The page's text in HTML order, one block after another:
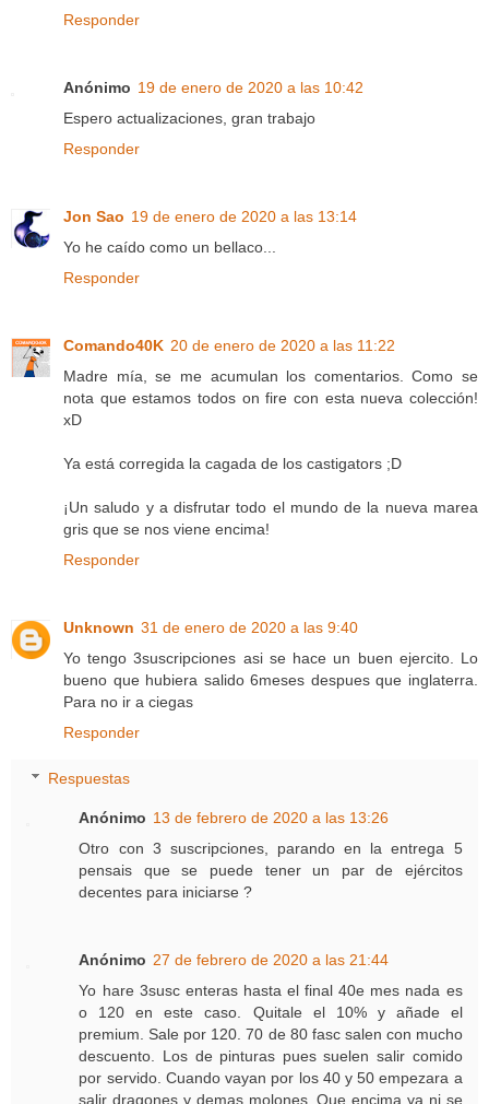
Responder
Anónimo 19 de enero de 2020 a las 10:42
Espero actualizaciones, gran trabajo
Responder
Jon Sao 19 de enero de 2020 a las 13:14
Yo he caído como un bellaco...
Responder
Comando40K 20 de enero de 2020 a las 11:22
Madre mía, se me acumulan los comentarios. Como se
nota que estamos todos on fire con esta nueva colección!
xD
Ya está corregida la cagada de los castigators ;D
¡Un saludo y a disfrutar todo el mundo de la nueva marea
gris que se nos viene encima!
Responder
Unknown 31 de enero de 2020 a las 9:40
Yo tengo 3suscripciones asi se hace un buen ejercito. Lo
bueno que hubiera salido 6meses despues que inglaterra.
Para no ir a ciegas
Responder
Respuestas
Anónimo 13 de febrero de 2020 a las 13:26
Otro con 3 suscripciones, parando en la entrega 5
pensais que se puede tener un par de ejércitos
decentes para iniciarse ?
Anónimo 27 de febrero de 2020 a las 21:44
Yo hare 3susc enteras hasta el final 40e mes nada es
o 120 en este caso. Quitale el 10% y añade el
premium. Sale por 120. 70 de 80 fasc salen con mucho
descuento. Los de pinturas pues suelen salir comido
por servido. Cuando vayan por los 40 y 50 empezara a
salir dragones y demas molones. Que encima ya ni se